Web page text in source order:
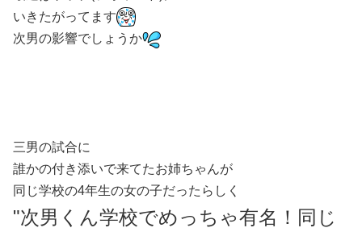
いきたがってます
次男の影響でしょうか
三男の試合に
誰かの付き添いで来てたお姉ちゃんが
同じ学校の4年生の女の子だったらしく
"次男くん学校でめっちゃ有名！同じ